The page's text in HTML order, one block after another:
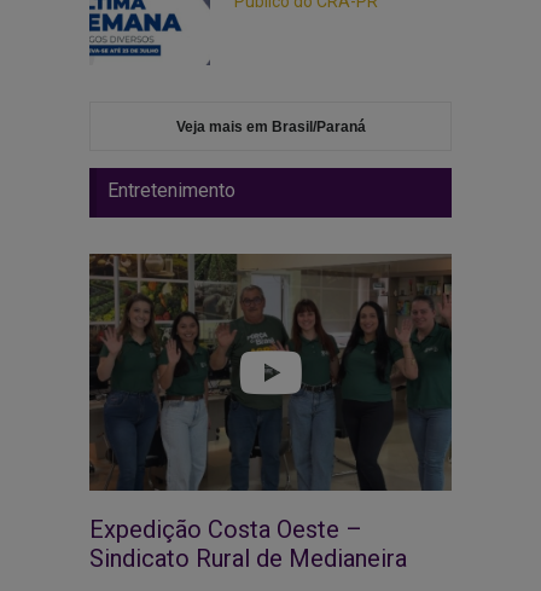
Veja mais em Brasil/Paraná
Entretenimento
Expedição Costa Oeste –
Sindicato Rural de Medianeira